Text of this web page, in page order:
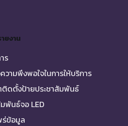
ยงาน
ร
วามพึงพอใจในการให้บริการ
ดตั้งป้ายประชาสัมพันธ์
พันธ์จอ LED
ร่ข้อมูล